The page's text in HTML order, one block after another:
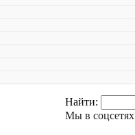
Найти:
Мы в соцсетях